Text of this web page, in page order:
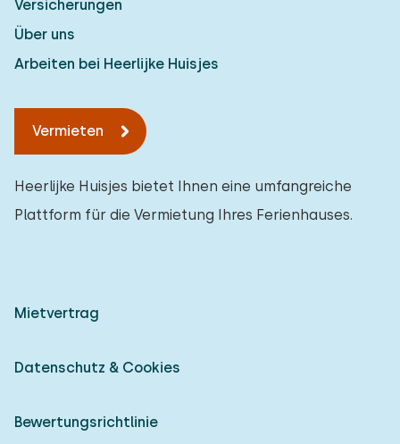
Versicherungen
Über uns
Arbeiten bei Heerlijke Huisjes
Vermieten
Heerlijke Huisjes bietet Ihnen eine umfangreiche
Plattform für die Vermietung Ihres Ferienhauses.
Mietvertrag
Datenschutz & Cookies
Bewertungsrichtlinie